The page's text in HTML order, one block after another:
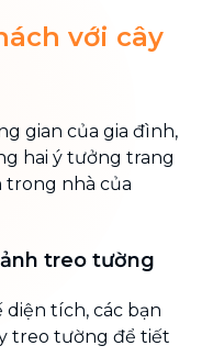
với cây
gian của gia đình,
hai ý tưởng trang
trong nhà của
treo tường
tích, các bạn
treo tường để tiết